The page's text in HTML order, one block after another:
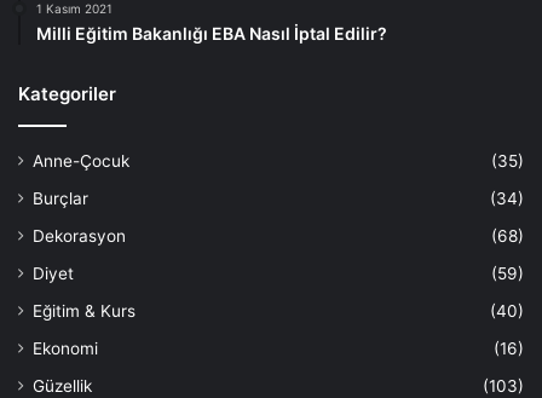
1 Kasım 2021
Milli Eğitim Bakanlığı EBA Nasıl İptal Edilir?
Kategoriler
Anne-Çocuk
(35)
Burçlar
(34)
Dekorasyon
(68)
Diyet
(59)
Eğitim & Kurs
(40)
Ekonomi
(16)
Güzellik
(103)